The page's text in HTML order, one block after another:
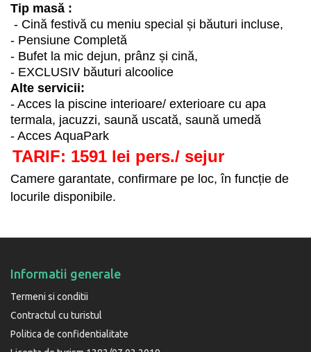
Tip masă :
- Cină festivă cu meniu special și băuturi incluse,
- Pensiune Completă
- Bufet la mic dejun, prânz și cină,
- EXCLUSIV băuturi alcoolice
Alte servicii:
- Acces la piscine interioare/ exterioare cu apa
termala, jacuzzi, saună uscată, saună umedă
- Acces AquaPark
TARIF: 1591 lei pers./ sejur
Camere garantate, confirmare pe loc, în funcție de
locurile disponibile.
Informatii generale
Termeni si conditii
Contractul cu turistul
Politica de confidentialitate